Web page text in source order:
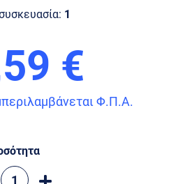
1
€
Φ.Π.Α.